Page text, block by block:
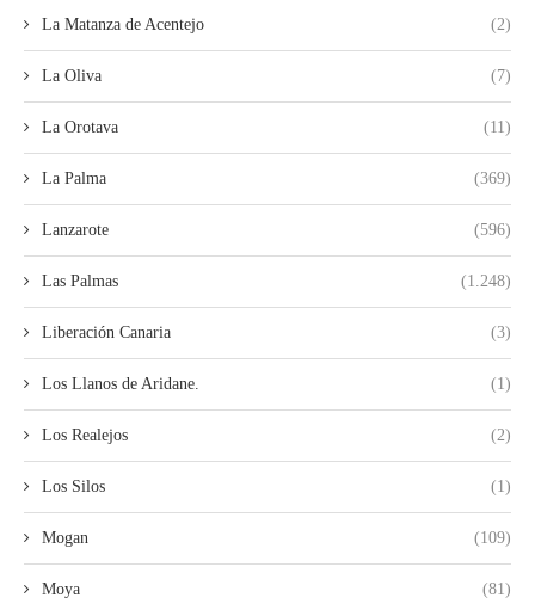
La Matanza de Acentejo (2)
La Oliva (7)
La Orotava (11)
La Palma (369)
Lanzarote (596)
Las Palmas (1.248)
Liberación Canaria (3)
Los Llanos de Aridane. (1)
Los Realejos (2)
Los Silos (1)
Mogan (109)
Moya (81)